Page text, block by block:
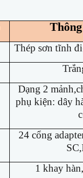
Thép sơn tĩnh
Dạng 2
phụ kiện: dây
24 cổng
1 khay